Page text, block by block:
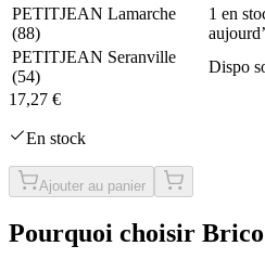
PETITJEAN Lamarche
(88)
1 en
PETITJEAN Seranville
(54)
Dispo
17,27 €
En stock
Ajouter au panier
Pourquoi choisir